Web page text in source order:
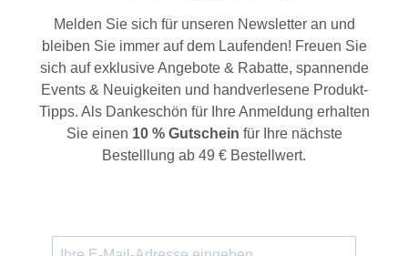
Melden Sie sich für unseren Newsletter an und
bleiben Sie immer auf dem Laufenden! Freuen Sie
sich auf exklusive Angebote & Rabatte, spannende
Events & Neuigkeiten und handverlesene Produkt-
Tipps. Als Dankeschön für Ihre Anmeldung erhalten
Sie einen 10 % Gutschein für Ihre nächste
Bestelllung ab 49 € Bestellwert.